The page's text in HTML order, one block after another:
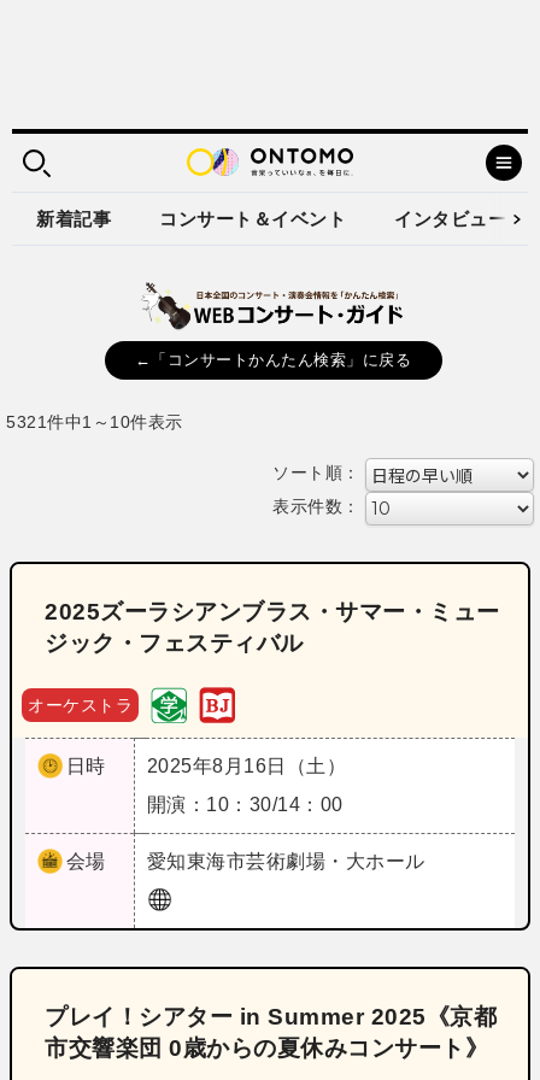
新着記事 コンサート＆イベント インタビュー
←「コンサートかんたん検索」に戻る
5321件中1～10件表示
ソート順：
表示件数：
2025ズーラシアンブラス・サマー・ミュー
ジック・フェスティバル
オーケストラ
日時
2025年8月16日（土）
開演：10：30/14：00
会場 愛知東海市芸術劇場・大ホール
プレイ！シアター in Summer 2025《京都
市交響楽団 0歳からの夏休みコンサート》